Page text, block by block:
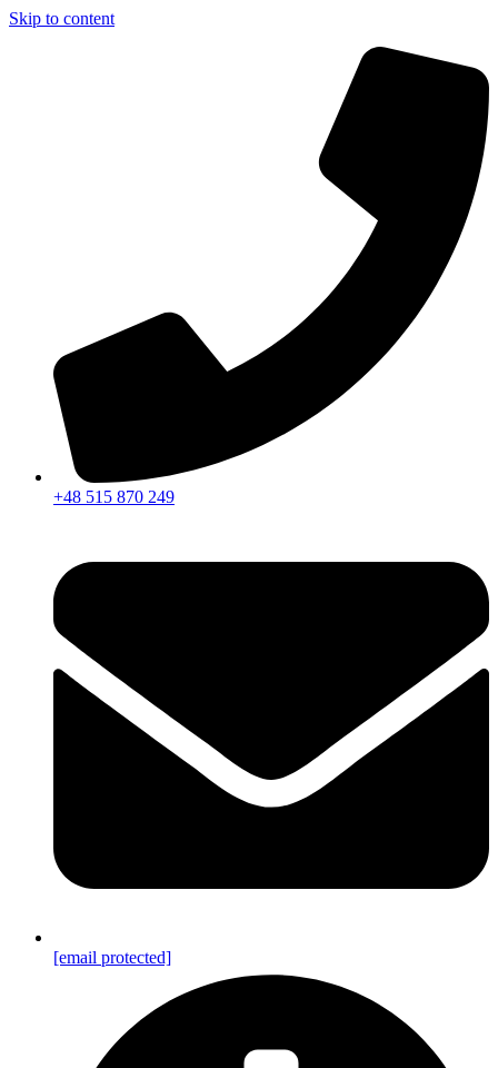
Skip to content
+48 515 870 249
[email protected]